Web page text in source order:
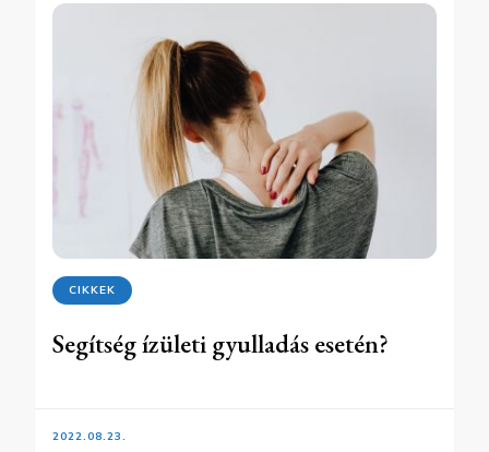
CIKKEK
Segítség ízületi gyulladás esetén?
2022.08.23.